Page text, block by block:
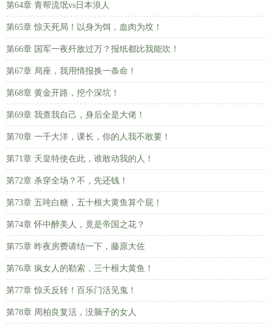
第64章 青帮流氓vs日本浪人
第65章 惊天死局！以身为饵，血肉为坟！
第66章 国军一夜歼敌过万？报纸都比我能吹！
第67章 局座，我用情报换一条命！
第68章 黄金开路，挖个深坑！
第69章 我查我自己，身后全是大佬！
第70章 一千大洋，课长，你的人我不敢要！
第71章 天皇特使在此，谁敢动我的人！
第72章 杀穿全场？不，先还钱！
第73章 五吨白糖，五十根大黄鱼算个屁！
第74章 怀中醉美人，竟是帝国之花？
第75章 昨夜房费请结一下，藤原大佐
第76章 疯女人的勒索，三十根大黄鱼！
第77章 惊天反转！百乐门活见鬼！
第78章 周柏良复活，没脑子的女人